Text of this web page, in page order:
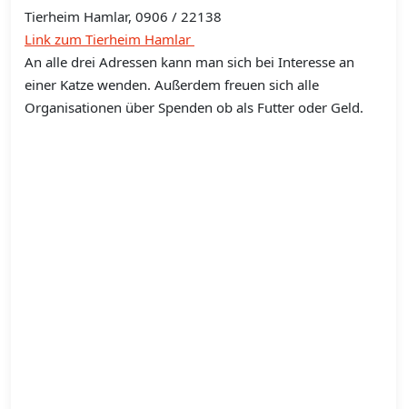
Tierheim Hamlar, 0906 / 22138
Link zum Tierheim Hamlar
An alle drei Adressen kann man sich bei Interesse an
einer Katze wenden. Außerdem freuen sich alle
Organisationen über Spenden ob als Futter oder Geld.